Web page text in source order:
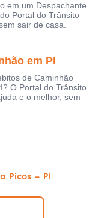
em um Despachante
Portal do Trânsito
sair de casa.
em PI
de Caminhão
O Portal do Trânsito
e o melhor, sem
Picos - PI